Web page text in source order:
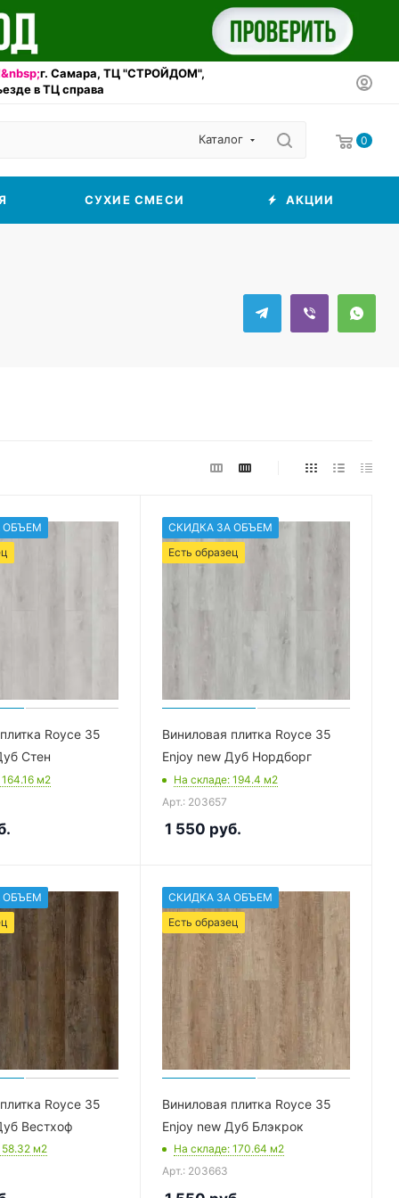
г. Самара, ТЦ "СТРОЙДОМ",
в ТЦ справа
Каталог 0
СУХИЕ СМЕСИ АКЦИИ
ОБЪЕМ
Royce 35
Стен
м2
СКИДКА ЗА ОБЪЕМ
Есть образец
Виниловая плитка Royce 35
Enjoy new Дуб Нордборг
На складе: 194.4 м2
Арт.: 203657
1 550 руб.
ОБЪЕМ
Royce 35
Вестхоф
58.32 м2
СКИДКА ЗА ОБЪЕМ
Есть образец
Виниловая плитка Royce 35
Enjoy new Дуб Блэкрок
На складе: 170.64 м2
Арт.: 203663